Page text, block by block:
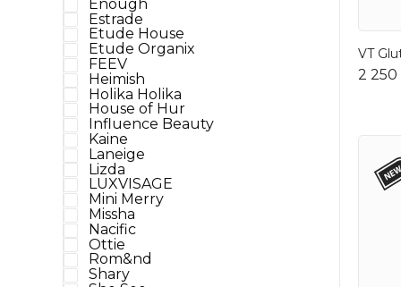
Enough
Estrade
Etude House
Etude Organix
FEEV
Heimish
Holika Holika
House of Hur
Influence Beauty
Kaine
Laneige
Lizda
LUXVISAGE
Mini Merry
Missha
Nacific
Ottie
Rom&nd
Shary
VT
2 250